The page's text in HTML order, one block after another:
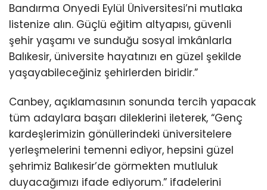
Bandırma Onyedi Eylül Üniversitesi’ni mutlaka
listenize alın. Güçlü eğitim altyapısı, güvenli
şehir yaşamı ve sunduğu sosyal imkânlarla
Balıkesir, üniversite hayatınızı en güzel şekilde
yaşayabileceğiniz şehirlerden biridir.”
Canbey, açıklamasının sonunda tercih yapacak
tüm adaylara başarı dileklerini ileterek, “Genç
kardeşlerimizin gönüllerindeki üniversitelere
yerleşmelerini temenni ediyor, hepsini güzel
şehrimiz Balıkesir’de görmekten mutluluk
duyacağımızı ifade ediyorum.” ifadelerini